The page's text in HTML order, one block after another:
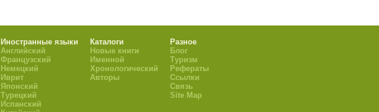
Иностранные языки
Английский
Французский
Немецкий
Иврит
Японский
Турецкий
Испанский
Каталоги
Новые книги
Именной
Хронологический
Авторы
Разное
Блог
Туризм
Рефераты
Ссылки
Связь
Site Map